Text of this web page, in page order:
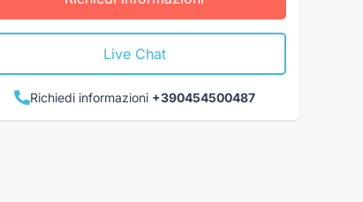
Live Chat
Richiedi informazioni +390454500487